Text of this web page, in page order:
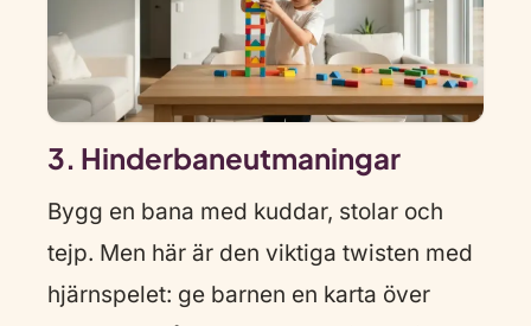
3. Hinderbaneutmaningar
Bygg en bana med kuddar, stolar och
tejp. Men här är den viktiga twisten med
hjärnspelet: ge barnen en karta över